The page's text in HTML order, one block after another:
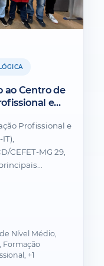
ao Centro de
e
Profissional e
CEFET-MG 29,
Nível Médio,
Formação
+1